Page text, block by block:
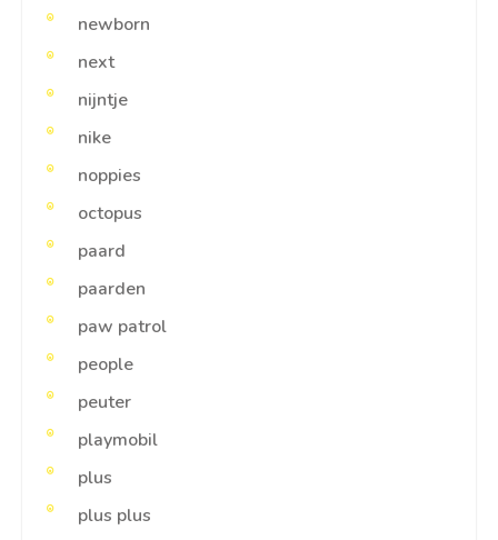
newborn
next
nijntje
nike
noppies
octopus
paard
paarden
paw patrol
people
peuter
playmobil
plus
plus plus